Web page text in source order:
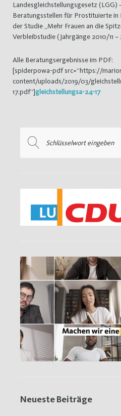
Landesgleichstellungsgesetz (LGG)
Beratungsstellen für Prostituierte in
der Studie „Mehr Frauen an die
Verbleibstudie (Jahrgänge 2010/11 –
Alle Beratungsergebnisse im PDF:
[spiderpowa-pdf src=“https://
content/uploads/2019/03/
17.pdf“]gleichstellungsa-24-17
nach:
Neueste Beiträge